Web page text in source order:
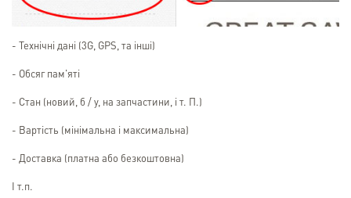
- Технічні дані (3G, GPS, та інші)
- Обсяг пам'яті
- Стан (новий, б / у, на запчастини, і т. П.)
- Вартість (мінімальна і максимальна)
- Доставка (платна або безкоштовна)
І т.п.